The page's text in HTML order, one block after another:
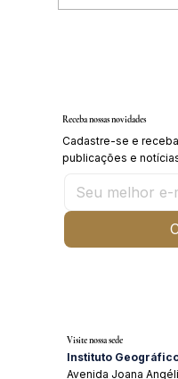
Receba nossas novidades
Cadastre-se e
publicações e
Visite nossa sede
Instituto
Avenida Joana